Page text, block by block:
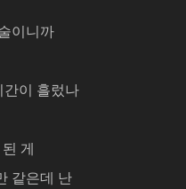
이니까
간이 흘렀나
게
같은데 난